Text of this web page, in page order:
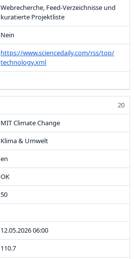
Webrecherche, Feed-Verzeichnisse und
kuratierte Projektliste
Nein
https://www.sciencedaily.com/rss/top/
technology.xml
20
MIT Climate Change
Klima & Umwelt
en
OK
50
12.05.202606:00
110.7